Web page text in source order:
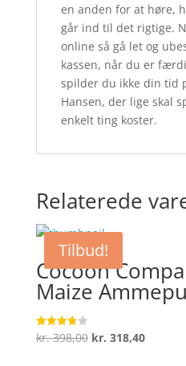
en anden for at høre,
går ind til det rigtige.
online så gå let og
kassen, når du er
spilder du ikke din tid
Hansen, der lige skal
enkelt ting koster.
Relaterede
Tilbud!
Cocoon
Maize
Vurderet
3.8
kr.398,00 Den
kr. 318,40Den